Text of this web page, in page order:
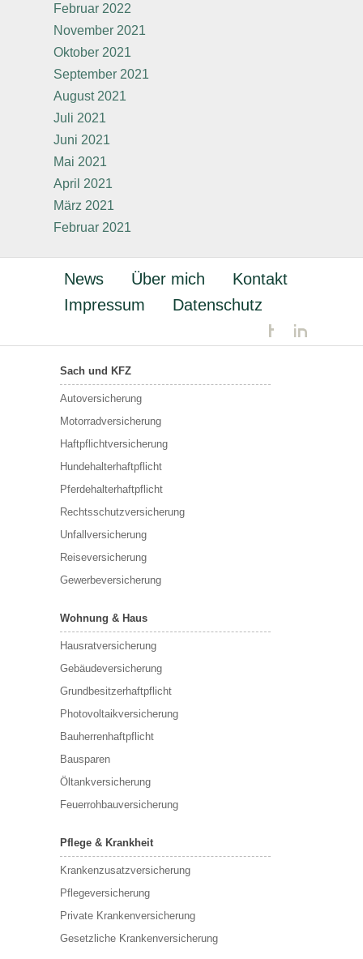
Februar 2022
November 2021
Oktober 2021
September 2021
August 2021
Juli 2021
Juni 2021
Mai 2021
April 2021
März 2021
Februar 2021
News Über mich
Kontakt
Impressum
Datenschutz
Sach und KFZ
Autoversicherung
Motorradversicherung
Haftpflichtversicherung
Hundehalterhaftpflicht
Pferdehalterhaftpflicht
Rechtsschutzversicherung
Unfallversicherung
Reiseversicherung
Gewerbeversicherung
Wohnung & Haus
Hausratversicherung
Gebäudeversicherung
Grundbesitzerhaftpflicht
Photovoltaikversicherung
Bauherrenhaftpflicht
Bausparen
Öltankversicherung
Feuerrohbauversicherung
Pflege & Krankheit
Krankenzusatzversicherung
Pflegeversicherung
Private Krankenversicherung
Gesetzliche Krankenversicherung